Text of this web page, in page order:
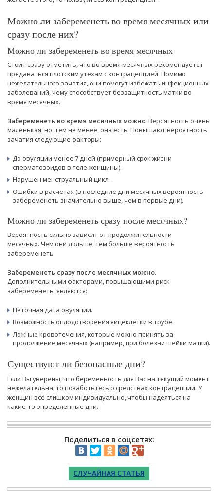
Можно ли забеременеть во время месячных или
сразу после них?
Можно ли забеременеть во время месячных
Стоит сразу отметить, что во время месячных рекомендуется
предаваться плотским утехам с контрацепцией. Помимо
нежелательного зачатия, они помогут избежать инфекционных
заболеваний, чему способствует беззащитность матки во
время месячных.
Забеременеть во время месячных можно. Вероятность очень
маленькая, но, тем не менее, она есть. Повышают вероятность
зачатия следующие факторы:
До овуляции менее 7 дней (примерный срок жизни
сперматозоидов в теле женщины).
Нарушен менструальный цикл.
Ошибки в расчётах (в последние дни месячных вероятность
забеременеть значительно выше, чем в первые дни).
Можно ли забеременеть сразу после месячных?
Вероятность сильно зависит от продолжительности
месячных. Чем они дольше, тем больше вероятность
забеременеть.
Забеременеть сразу после месячных можно.
Дополнительными факторами, повышающими риск
забеременеть, являются:
Неточная дата овуляции.
Возможность оплодотворения яйцеклетки в трубе.
Ложные кровотечения, которые можно принять за
продолжение месячных (например, при болезни шейки матки).
Существуют ли безопасные дни?
Если Вы уверены, что беременность для Вас на текущий момент
нежелательна, то позаботьтесь о средствах контрацепции. У
женщин всё слишком индивидуально, чтобы надеяться на
какие-то определённые дни.
Поделиться в соцсетях:
СЛУЧАЙНАЯ СТАТЬЯ